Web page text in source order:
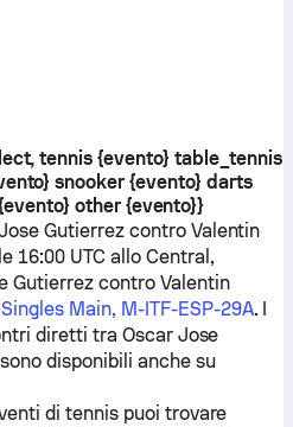
tennis {evento} table_tennis
snooker {evento} darts
other {evento}}
Gutierrezcontro Valentin
16:00 UTC allo Central,
Gutierrez contro Valentin
Main, M-ITF-ESP-29A. I
diretti tra Oscar Jose
sono disponibili anche su
di tennis puoi trovare